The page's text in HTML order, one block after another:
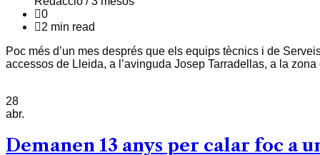
0
2 min read
Poc més d’un mes després que els equips tècnics i de
accessos de Lleida, a l’avinguda Josep Tarradellas, a la
28
abr.
Demanen 13 anys per calar foc a